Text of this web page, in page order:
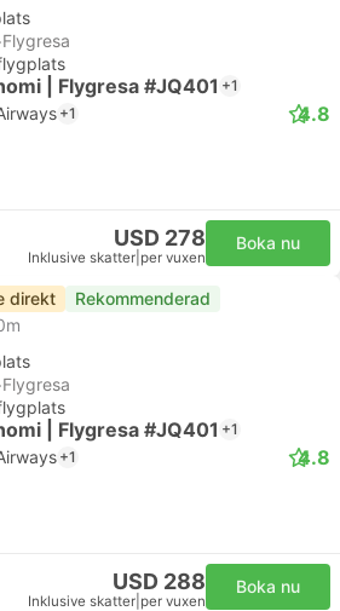
| Flygresa #JQ401 +1
+1 4.8
USD 278
Inklusive skatter per vuxen
Boka nu
direkt Rekommenderad
| Flygresa #JQ401 +1
+1 4.8
USD 288
Inklusive skatter per vuxen
Boka nu